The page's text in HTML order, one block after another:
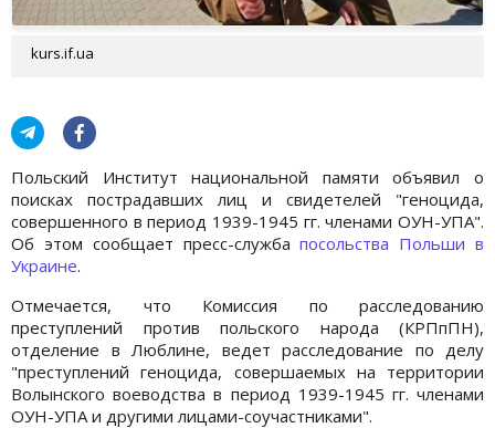
kurs.if.ua
Польский Институт национальной памяти объявил о
поисках пострадавших лиц и свидетелей "геноцида,
совершенного в период 1939-1945 гг. членами ОУН-УПА".
Об этом сообщает пресс-службапосольства Польши в
Украине.
Отмечается, что Комиссия по расследованию
преступлений против польского народа (КРПпПН),
отделение в Люблине, ведет расследование по делу
"преступлений геноцида, совершаемых на территории
Волынского воеводства в период 1939-1945 гг. членами
ОУН-УПА и другими лицами-соучастниками".